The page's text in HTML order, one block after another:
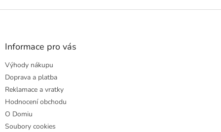
Z
Informace pro vás
Výhody nákupu
Doprava a platba
Reklamace a vratky
Hodnocení obchodu
O Domiu
Soubory cookies